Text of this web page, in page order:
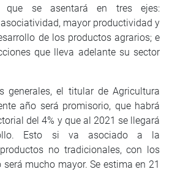
que se asentará en tres ejes:
mayor productividad y
de los productos agrarios; e
que lleva adelante su sector
el titular de Agricultura
año será promisorio, que habrá
del 4% y que al 2021 se llegará
Esto si va asociado a la
no tradicionales, con los
mucho mayor. Se estima en 21